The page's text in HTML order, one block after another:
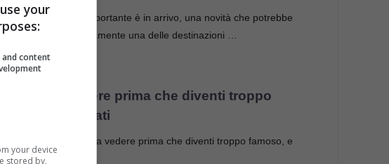
Un cambiamento importante è in arrivo, una novità che potrebbe
influenzare profondamente una delle destinazioni …
Posto da vedere prima che diventi troppo
famoso: sbrigati
Questo è un posto da vedere prima che diventi troppo famoso, e
che il turismo …
your
and content
your device
stored by,